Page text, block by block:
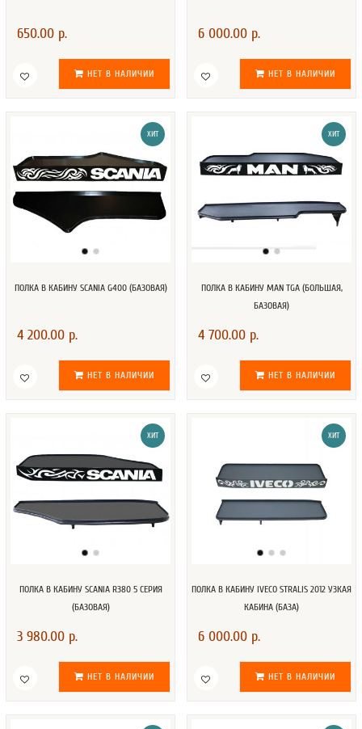
650.00 р.
НЕТ В НАЛИЧИИ
6 000.00 р.
НЕТ В НАЛИЧИИ
ХИТ
ПОЛКА В КАБИНУ SCANIA G400 (БАЗОВАЯ)
4 200.00 р.
НЕТ В НАЛИЧИИ
ХИТ
ПОЛКА В КАБИНУ MAN TGA (БОЛЬШАЯ,
БАЗОВАЯ)
4 700.00 р.
НЕТ В НАЛИЧИИ
ХИТ
ПОЛКА В КАБИНУ SCANIA R380 5 СЕРИЯ
(БАЗОВАЯ)
3 980.00 р.
НЕТ В НАЛИЧИИ
ХИТ
ПОЛКА В КАБИНУ IVECO STRALIS 2012 УЗКАЯ
КАБИНА (БАЗА)
6 000.00 р.
НЕТ В НАЛИЧИИ